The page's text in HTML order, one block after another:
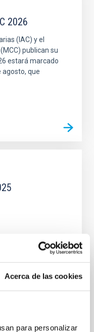
Acerca de las cookies
para personalizar
2026
(IAC) y el
publican su
estará marcado
agosto, que
separados por